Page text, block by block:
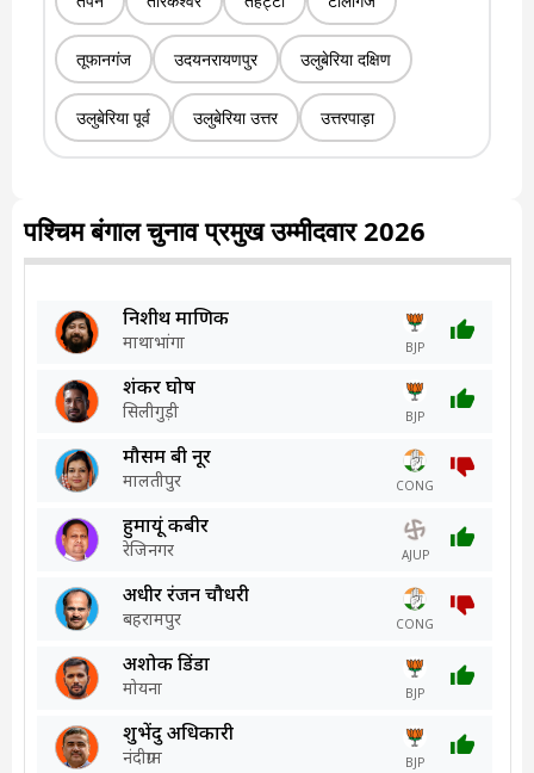
तूफानगंज उदयनरायणपुर उलुबेरिया दक्षिण
उलुबेरिया पूर्व उलुबेरिया उत्तर उत्तरपाड़ा
पश्चिम बंगाल चुनाव प्रमुख उम्मीदवार 2026